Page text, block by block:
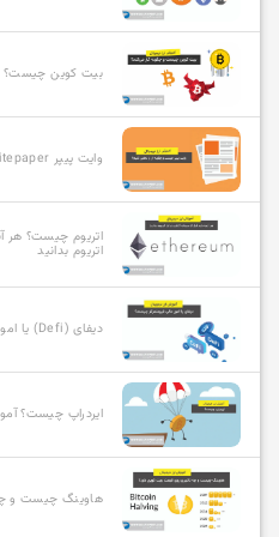
بیت کوین چیست؟
وایت پیپر Whitepaper چیست و چگونه آن را تحلیل کنیم؟
اتریوم چیست؟ هر
اتریوم بدانید
دیفای (Defi) یا امور مالی غیرمتمرکز چیست؟
ایردراپ چیست؟
هاوینگ چیست و